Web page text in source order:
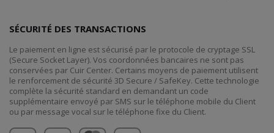
SÉCURITÉ DES TRANSACTIONS
Le paiement en ligne est sécurisé par le protocole de cryptage SSL
(Secure Socket Layer). Vos coordonnées bancaires ne sont pas
conservées par Cuir Center. Certains moyens de paiement utilisent
le renforcement de sécurité 3D Secure / SafeKey. Cette technologie
complète la sécurité standard en demandant un code
supplémentaire envoyé par SMS sur le téléphone mobile du Client
ou par message vocal sur le téléphone fixe du Client.